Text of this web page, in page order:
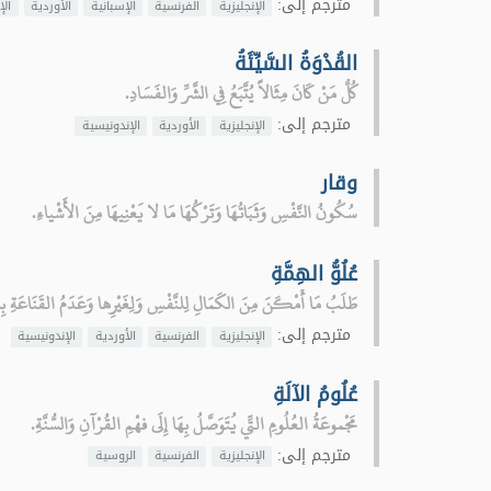
الإنجليزية الفرنسية الإسبانية الأوردية
القُدْوَةُ السَّيِّئَةُ
كُلُّ مَنْ كَانَ مِثَالاً يُتَّبَعُ فِي الشَّرِّ وَالفَسَادِ.
مترجم إلى: الإنجليزية الأوردية الإندونيسية
وقار
سُكُونُ النَّفْسِ وَثَبَاتُهَا وَتَرْكُهَا مَا لا يَعْنِيهَا مِنَ الأَشْياءِ.
عُلُوُّ الهِمَّةِ
طَلَبُ مَا أَمْكَنَ مِنَ الكَمَالِ لِلنَّفْسِ وَلِغَيْرِها وَعَدَمُ القَنَاعَةِ
مترجم إلى: الإنجليزية الفرنسية الأوردية الإندونيسية
عُلُومُ الآلَةِ
مَجْموعَةُ العُلُومِ التِّي يُتَوَصَّلُ بِهَا إِلَى فهْمِ القُرْآنِ وَالسُّنَّةِ.
مترجم إلى: الإنجليزية الفرنسية الروسية